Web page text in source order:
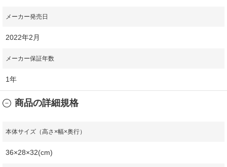
メーカー発売日
2022年2月
メーカー保証年数
1年
商品の詳細規格
本体サイズ（高さ×幅×奥行）
36×28×32(cm)